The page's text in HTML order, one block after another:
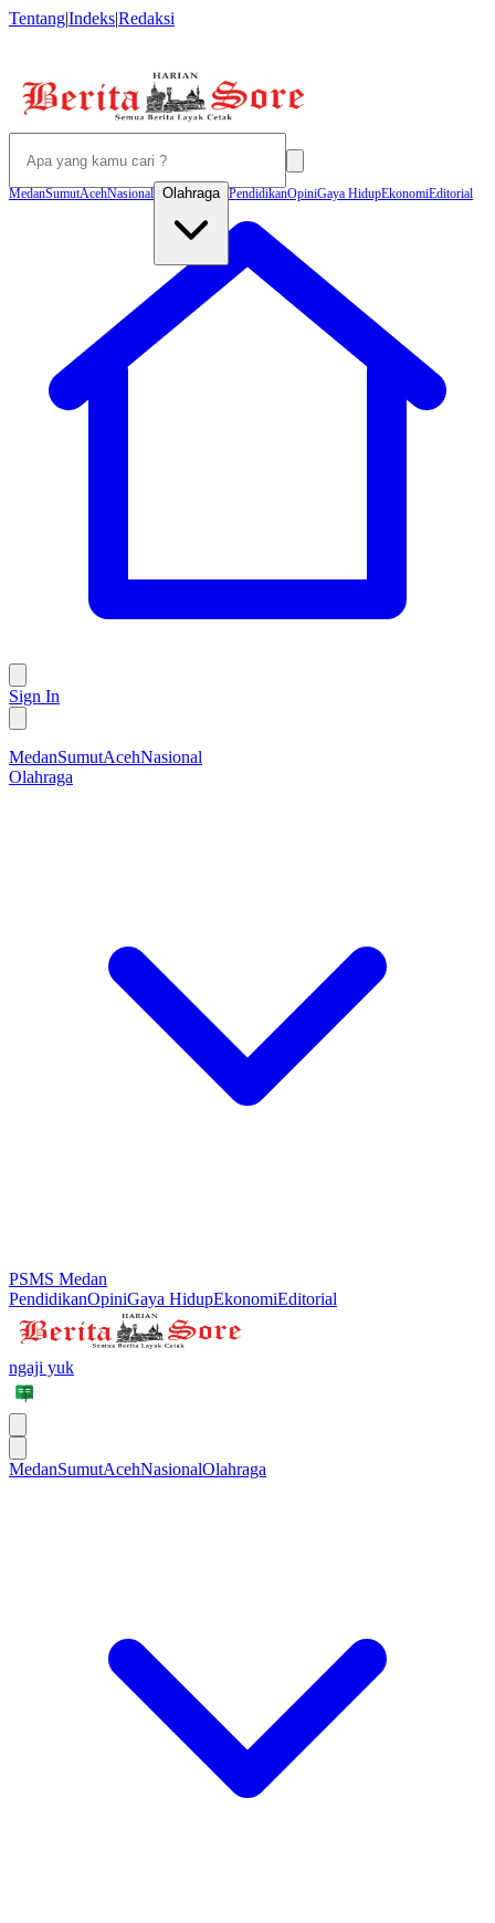
Tentang|Indeks|Redaksi
MedanSumutAcehNasional Olahraga PendidikanOpiniGaya HidupEkonomiEditorial
Sign In
MedanSumutAcehNasional
Olahraga
PSMS Medan
PendidikanOpiniGaya HidupEkonomiEditorial
ngaji yuk
MedanSumutAcehNasionalOlahraga